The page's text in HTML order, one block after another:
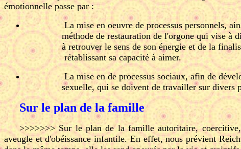
émotionnelle passe par :
La mise en oeuvre de processus personnels,
méthode de restauration de l'orgone qui vise à
à retrouver le sens de son énergie et de la
rétablissant sa capacité à aimer.
La mise en de processus sociaux, afin de
sexuelle, qui se doivent de travailler sur divers
Sur le plan de la famille
>>>>>>> Sur le plan de la famille autoritaire,
aveugle et d'obéissance infantile. En effet, nous prévient